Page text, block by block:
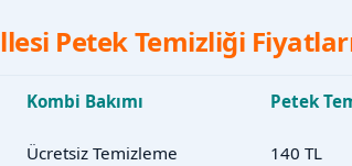
Petek Temizliği
Kombi Bakımı Petek
Ücretsiz Temizleme 140 TL